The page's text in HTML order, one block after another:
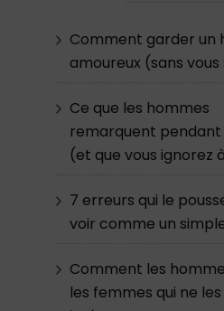
Comment garder un
amoureux (sans
Ce que les hommes
remarquent pendant
(et que vous ignorez
7 erreurs qui le
voir comme un
Comment les
les femmes qui ne les